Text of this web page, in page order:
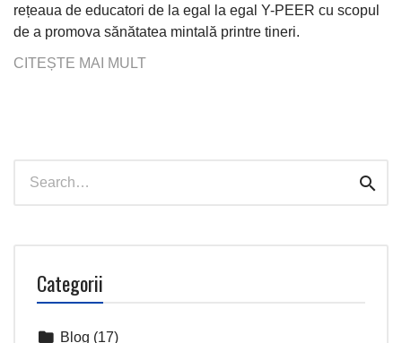
rețeaua de educatori de la egal la egal Y-PEER cu scopul
de a promova sănătatea mintală printre tineri.
for:
Categorii
Blog (17)